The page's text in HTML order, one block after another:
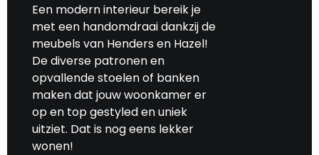
Een modern interieur bereik je
met een handomdraai dankzij de
meubels van Henders en Hazel!
De diverse patronen en
opvallende stoelen of banken
maken dat jouw woonkamer er
op en top gestyled en uniek
uitziet. Dat is nog eens lekker
wonen!